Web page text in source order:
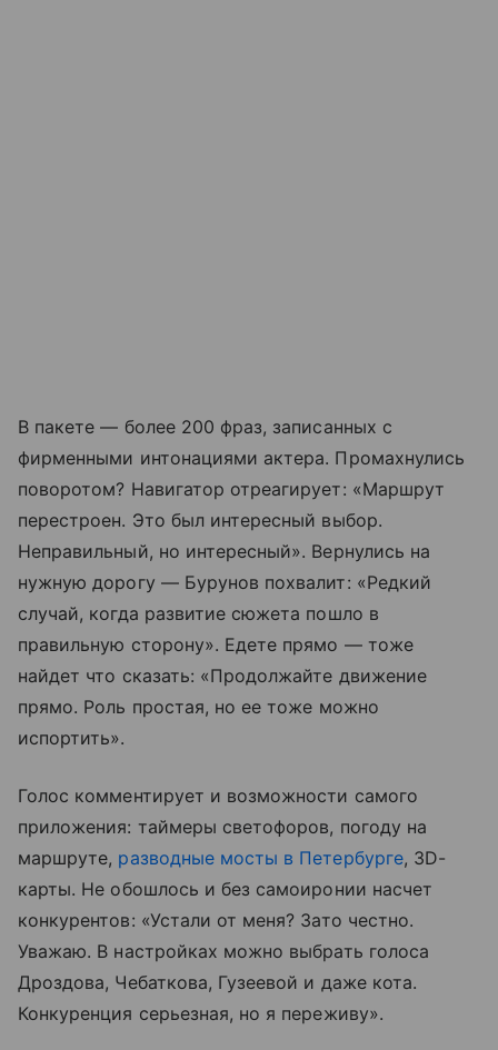
В пакете — более 200 фраз, записанных с
фирменными интонациями актера. Промахнулись
поворотом? Навигатор отреагирует: «Маршрут
перестроен. Это был интересный выбор.
Неправильный, но интересный». Вернулись на
нужную дорогу — Бурунов похвалит: «Редкий
случай, когда развитие сюжета пошло в
правильную сторону». Едете прямо — тоже
найдет что сказать: «Продолжайте движение
прямо. Роль простая, но ее тоже можно
испортить».
Голос комментирует и возможности самого
приложения: таймеры светофоров, погоду на
маршруте, разводные мосты в Петербурге, 3D-
карты. Не обошлось и без самоиронии насчет
конкурентов: «Устали от меня? Зато честно.
Уважаю. В настройках можно выбрать голоса
Дроздова, Чебаткова, Гузеевой и даже кота.
Конкуренция серьезная, но я переживу».